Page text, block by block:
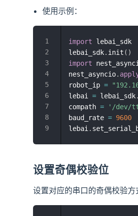
使用示例：
import lebai_sdk
lebai_sdk. init ( )
import
nest_asyncio.
robot_ip =
lebai = lebai_sdk.
compath =
'/dev/
baud_rate = 9600
lebai .
设置奇偶校验位
设置对应的串口的奇偶校验方